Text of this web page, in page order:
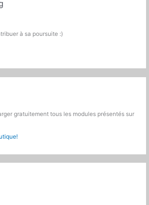
à sa poursuite :)
gratuitement tous les modules présentés sur